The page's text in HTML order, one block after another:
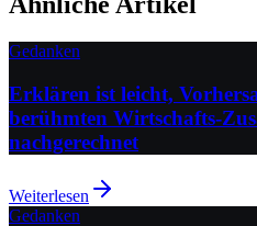
Gedanken
Erklären ist leicht,
berühmten Wirtschafts-
nachgerechnet
Weiterlesen
Gedanken